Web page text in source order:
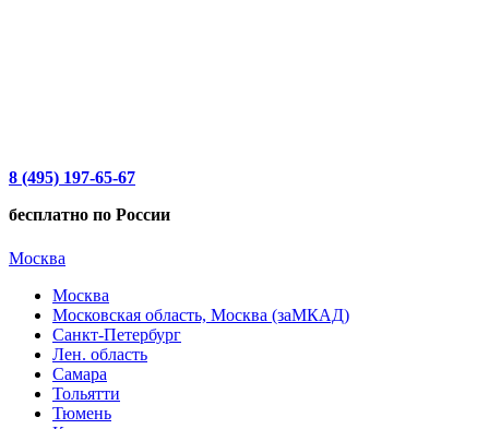
8 (495) 197-65-67
бесплатно по России
Москва
Москва
Московская область, Москва (заМКАД)
Санкт-Петербург
Лен. область
Самара
Тольятти
Тюмень